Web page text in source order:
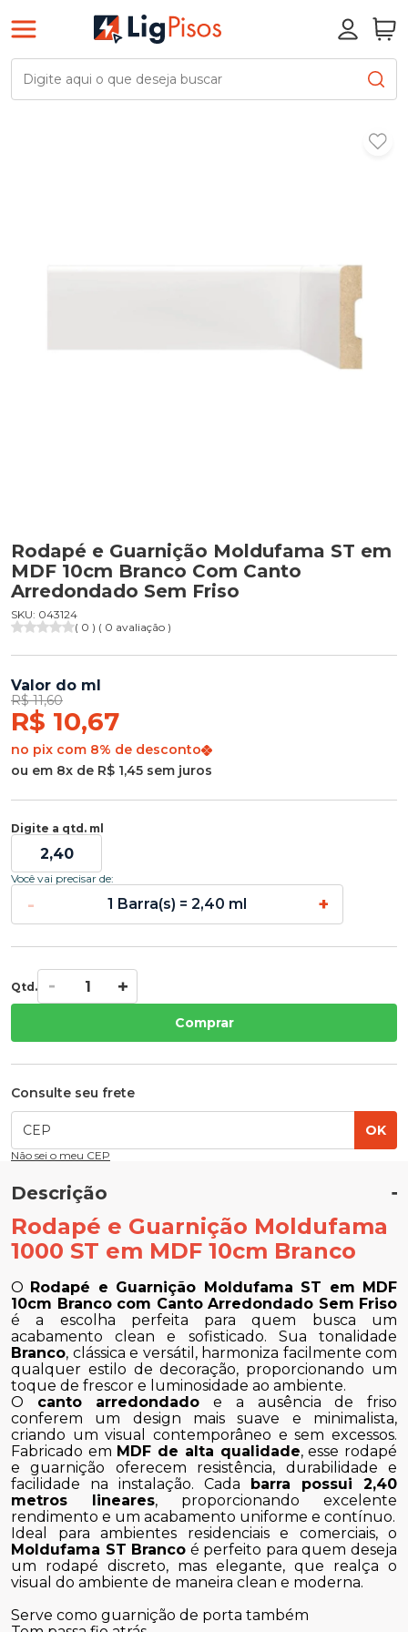
Rodapé e Guarnição Moldufama ST em
MDF 10cm Branco Com Canto
Arredondado Sem Friso
SKU: 043124
( 0 ) ( 0 avaliação )
Valor do ml
R$ 11,60
R$ 10,67
no pix com 8% de desconto
ou em 8x de R$ 1,45 sem juros
Digite a qtd. ml
Você vai precisar de:
- 1 Barra(s) = 2,40 ml +
Qtd.
Comprar
Consulte seu frete
OK
Não sei o meu CEP
Descrição
Rodapé e Guarnição Moldufama
1000 ST em MDF 10cm Branco
O Rodapé e Guarnição Moldufama ST em MDF
10cm Branco com Canto Arredondado Sem Friso
é a escolha perfeita para quem busca um
acabamento clean e sofisticado. Sua tonalidade
Branco, clássica e versátil, harmoniza facilmente com
qualquer estilo de decoração, proporcionando um
toque de frescor e luminosidade ao ambiente.
O canto arredondado e a ausência de friso
conferem um design mais suave e minimalista,
criando um visual contemporâneo e sem excessos.
Fabricado em MDF de alta qualidade, esse rodapé
e guarnição oferecem resistência, durabilidade e
facilidade na instalação. Cada barra possui 2,40
metros lineares, proporcionando excelente
rendimento e um acabamento uniforme e contínuo.
Ideal para ambientes residenciais e comerciais, o
Moldufama ST Branco é perfeito para quem deseja
um rodapé discreto, mas elegante, que realça o
visual do ambiente de maneira clean e moderna.
Serve como guarnição de porta também